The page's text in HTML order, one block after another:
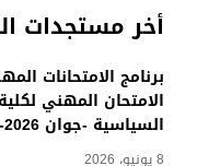
أخر مستجدات
برنامج الامتحانات
الامتحان المهني
السياسية -جوان 2026-
8 يونيو، 2026